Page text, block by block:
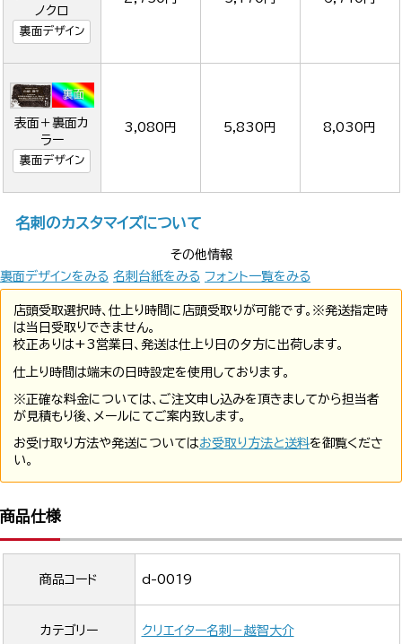
ノクロ
裏面デザイン
表面＋裏面カ
ラー
裏面デザイン
3,080円 5,830円 8,030円
名刺のカスタマイズについて
その他情報
裏面デザインをみる 名刺台紙をみる フォント一覧をみる
店頭受取選択時、仕上り時間に店頭受取りが可能です。※発送指定時
は当日受取りできません。
校正ありは+3営業日、発送は仕上り日の夕方に出荷します。
仕上り時間は端末の日時設定を使用しております。
※正確な料金については、ご注文申し込みを頂きましてから担当者
が見積もり後、メールにてご案内致します。
お受け取り方法や発送についてはお受取り方法と送料を御覧くださ
い。
商品仕様
商品コード d-0019
カテゴリー クリエイター名刺－越智大介